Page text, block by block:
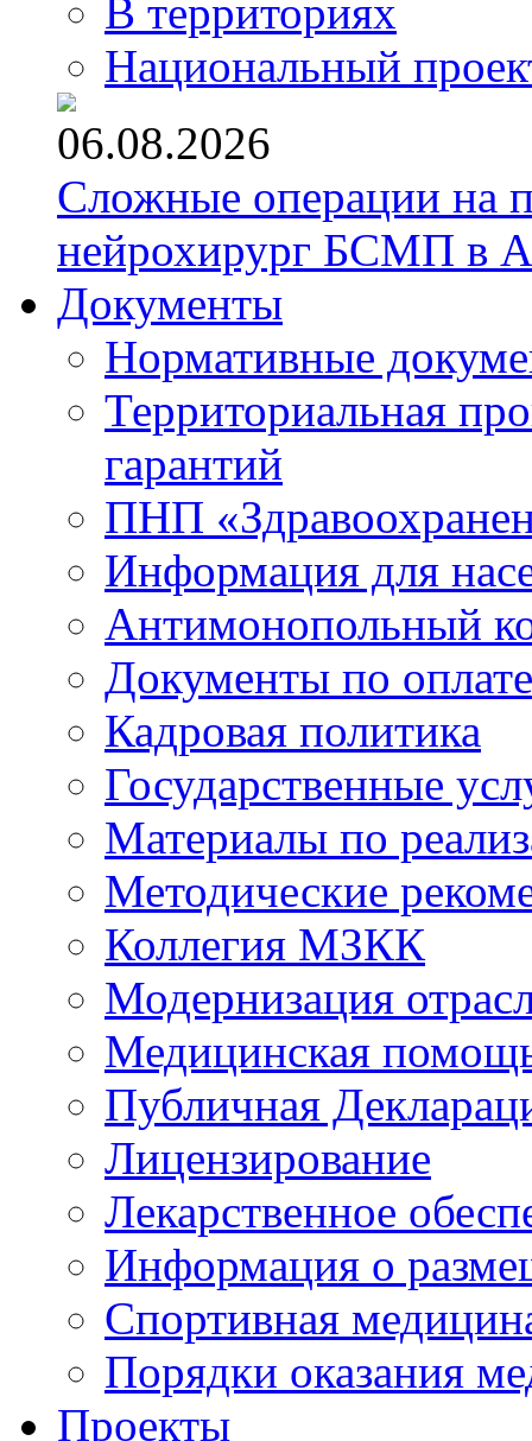
В территориях
Национальный
06.08.2026
Сложные операции на
нейрохирург БСМП в
Документы
Нормативные
Территориальная
гарантий
ПНП
Информация для
Антимонопольный
Документы по
Кадровая политика
Государственные
Материалы по
Методические
Коллегия МЗКК
Модернизация
Медицинская
Публичная
Лицензирование
Лекарственное
Информация о
Спортивная
Порядки оказания
Проекты